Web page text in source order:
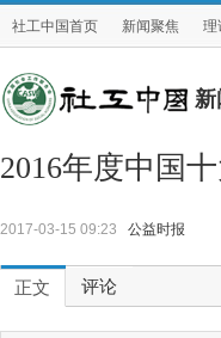
社工中国首页 新闻聚焦 理
新
2016年度中国
2017-03-15 09:23 公益时报
正文 评论